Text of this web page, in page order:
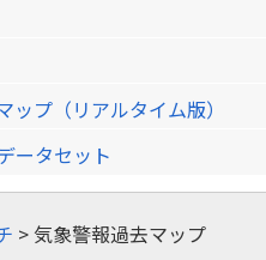
プ（リアルタイム版）
ータセット
> 気象警報過去マップ